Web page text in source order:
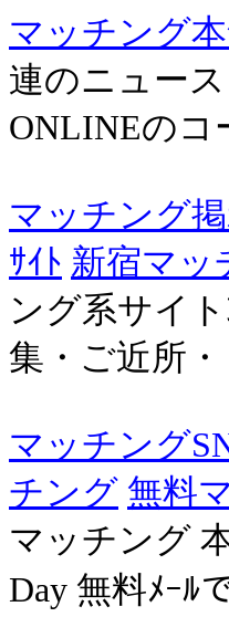
マッチング
連のニュー
ONLINEのコ
マッチング
ｻｲﾄ 新宿マッ
ング系サイ
集・ご近所
マッチング
チング 無料
マッチング
Day 無料ﾒｰ